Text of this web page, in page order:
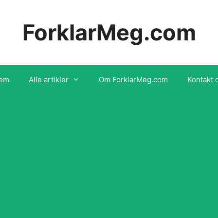
ForklarMeg.com
Alle artikler Om ForklarMeg.com Kontakt